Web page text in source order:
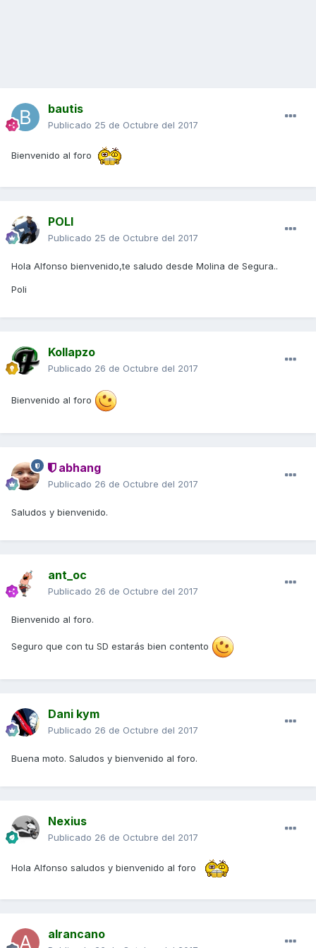
bautis
Publicado 25 de Octubre del 2017
Bienvenido al foro
POLI
Publicado 25 de Octubre del 2017
Hola Alfonso bienvenido,te saludo desde Molina de Segura..
Poli
Kollapzo
Publicado 26 de Octubre del 2017
Bienvenido al foro
abhang
Publicado 26 de Octubre del 2017
Saludos y bienvenido.
ant_oc
Publicado 26 de Octubre del 2017
Bienvenido al foro.
Seguro que con tu SD estarás bien contento
Dani kym
Publicado 26 de Octubre del 2017
Buena moto. Saludos y bienvenido al foro.
Nexius
Publicado 26 de Octubre del 2017
Hola Alfonso saludos y bienvenido al foro
alrancano